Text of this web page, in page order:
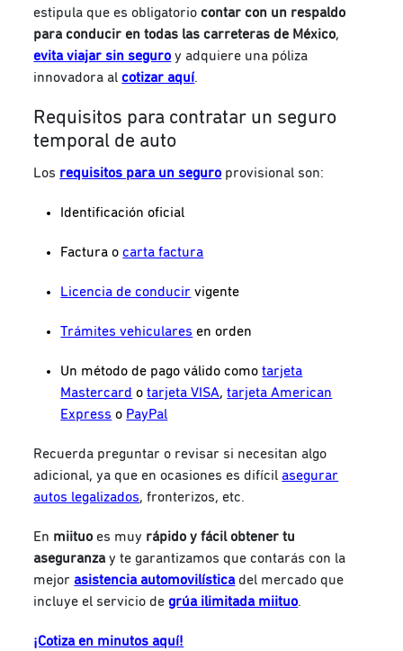
estipula que es obligatorio contar con un respaldo
para conducir en todas las carreteras de México,
evita viajar sin seguro y adquiere una póliza
innovadora alcotizar aquí.
Requisitos para contratar un seguro
temporal de auto
Los requisitos para un seguro provisional son:
Identificación oficial
Factura ocarta factura
Licencia de conducir vigente
Trámites vehiculares en orden
Un método de pago válido comotarjeta
Mastercard otarjeta VISA,tarjeta American
Express o PayPal
Recuerda preguntar o revisar si necesitan algo
adicional, ya que en ocasiones es difícil asegurar
autos legalizados, fronterizos, etc.
En miituo es muy rápido y fácil obtener tu
aseguranza y te garantizamos que contarás con la
mejor asistencia automovilística del mercado que
incluye el servicio degrúa ilimitada miituo.
¡Cotiza en minutos aquí!